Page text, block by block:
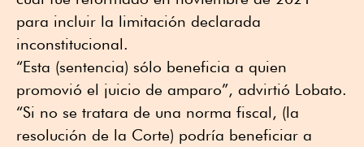
para incluir la limitación declarada
inconstitucional.
“Esta (sentencia) sólo beneficia a quien
promovió el juicio de amparo”, advirtió Lobato.
“Si no se tratara de una norma fiscal, (la
resolución de la Corte) podría beneficiar a